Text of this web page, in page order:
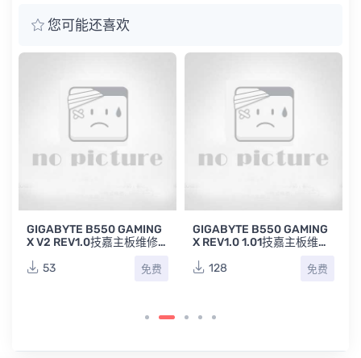
您可能还喜欢
GIGABYTE B550 GAMING
X V2 REV1.0技嘉主板维修
53
免费
GIGABYTE B550 GAMING
X REV1.0 1.01技嘉主板维修
128
免费